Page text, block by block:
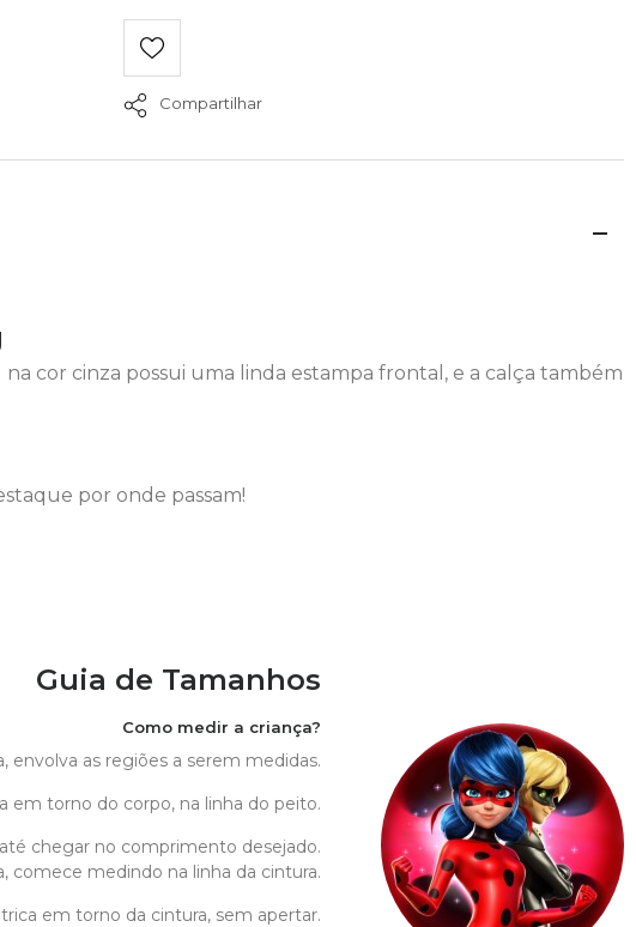
Compartilhar
cor cinza possui uma linda estampa frontal, e a calça também
por onde passam!
Guia de Tamanhos
Como medir a criança?
envolva as regiões a serem medidas.
em torno do corpo, na linha do peito.
chegar no comprimento desejado.
comece medindo na linha da cintura.
em torno da cintura, sem apertar.